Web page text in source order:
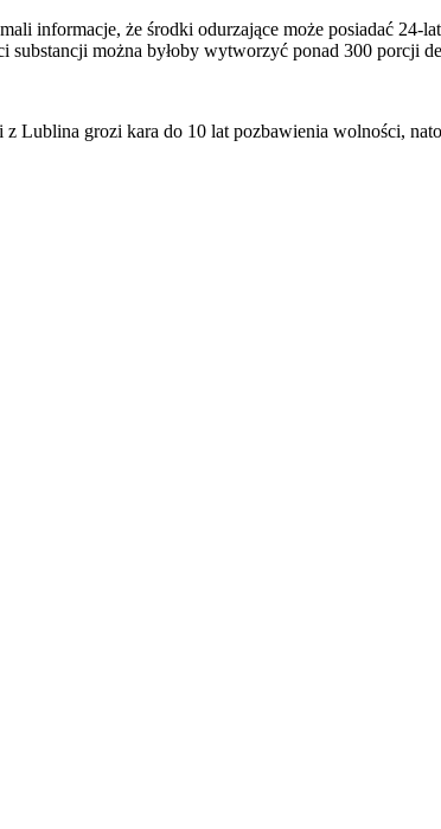
informacje, że środki odurzające może posiadać 24-
można byłoby wytworzyć ponad 300 porcji
Lublina grozi kara do 10 lat pozbawienia wolności,